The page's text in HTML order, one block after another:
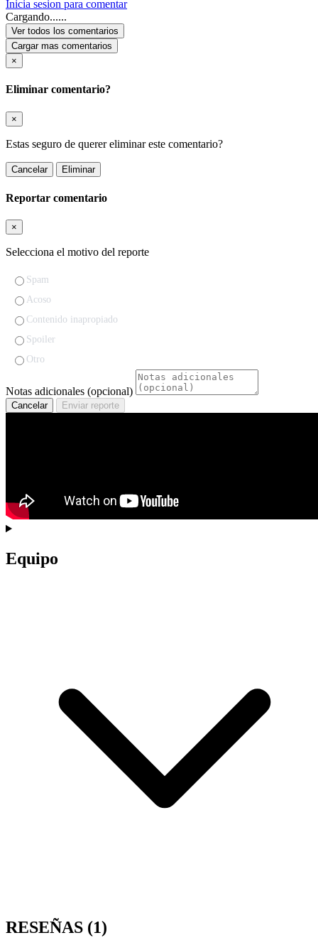
Inicia sesion para comentar
Cargando......
Ver todos los comentarios
Cargar mas comentarios
×
Eliminar comentario?
×
Estas seguro de querer eliminar este comentario?
Cancelar Eliminar
Reportar comentario
×
Selecciona el motivo del reporte
Spam
Acoso
Contenido inapropiado
Spoiler
Otro
Notas adicionales (opcional)
Cancelar Enviar reporte
Equipo
RESEÑAS (1)